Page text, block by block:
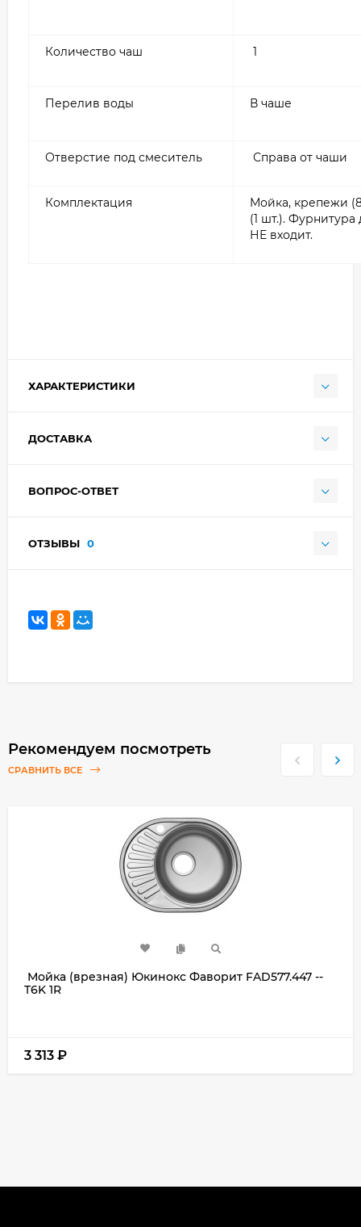
Количество чаш 1
Перелив воды В чаше
Отверстие под смеситель Справа от чаши
Комплектация
Мойка, крепежи
(1 шт.).
НЕ входит.
ХАРАКТЕРИСТИКИ
ДОСТАВКА
ВОПРОС-ОТВЕТ
ОТЗЫВЫ 0
Рекомендуем посмотреть
СРАВНИТЬ ВСЕ
Мойка (врезная) Юкинокс Фаворит FAD577.447 --
T6K 1R
3 313 ₽